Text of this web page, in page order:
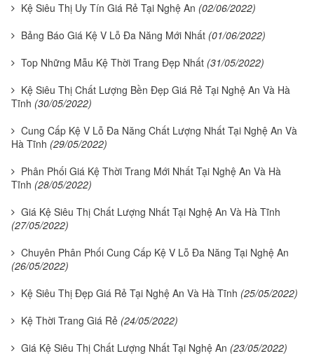
Kệ Siêu Thị Uy Tín Giá Rẻ Tại Nghệ An (02/06/2022)
Bảng Báo Giá Kệ V Lỗ Đa Năng Mới Nhất (01/06/2022)
Top Những Mẫu Kệ Thời Trang Đẹp Nhất (31/05/2022)
Kệ Siêu Thị Chất Lượng Bền Đẹp Giá Rẻ Tại Nghệ An Và Hà
Tĩnh (30/05/2022)
Cung Cấp Kệ V Lỗ Đa Năng Chất Lượng Nhất Tại Nghệ An Và
Hà Tĩnh (29/05/2022)
Phân Phối Giá Kệ Thời Trang Mới Nhất Tại Nghệ An Và Hà
Tĩnh (28/05/2022)
Giá Kệ Siêu Thị Chất Lượng Nhất Tại Nghệ An Và Hà Tĩnh
(27/05/2022)
Chuyên Phân Phối Cung Cấp Kệ V Lỗ Đa Năng Tại Nghệ An
(26/05/2022)
Kệ Siêu Thị Đẹp Giá Rẻ Tại Nghệ An Và Hà Tĩnh (25/05/2022)
Kệ Thời Trang Giá Rẻ (24/05/2022)
Giá Kệ Siêu Thị Chất Lượng Nhất Tại Nghệ An (23/05/2022)